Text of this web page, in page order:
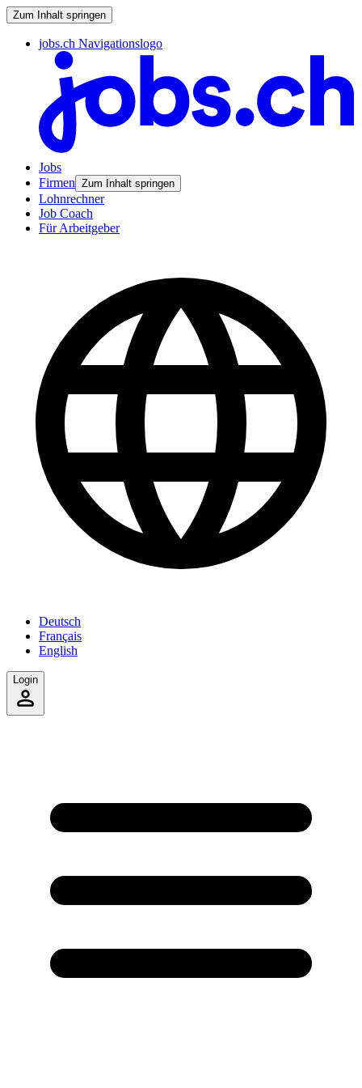
Zum Inhalt springen
jobs.ch Navigationslogo
Jobs
Firmen Zum Inhalt springen
Lohnrechner
Job Coach
Für Arbeitgeber
Deutsch
Français
English
Login